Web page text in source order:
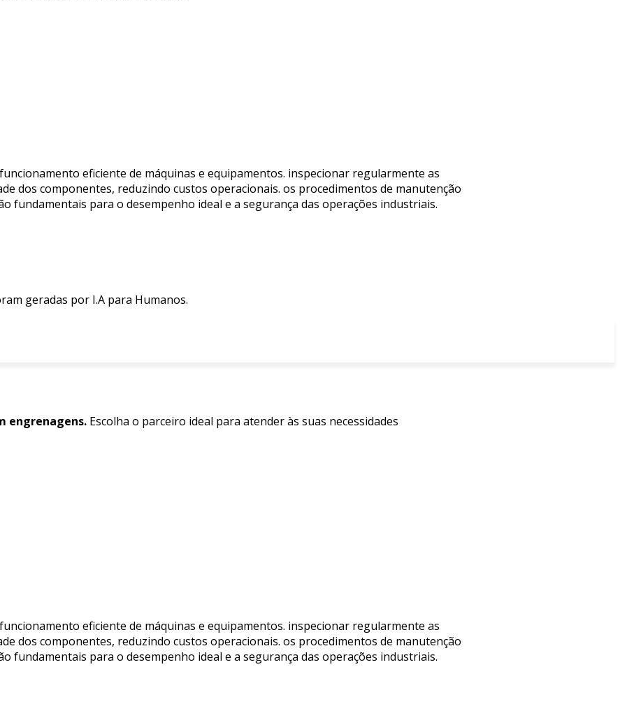
eficiente de máquinas e equipamentos. inspecionar regularmente as
dos componentes, reduzindo custos operacionais. os procedimentos de manutenção
fundamentais para o desempenho ideal e a segurança das operações industriais.
geradas por I.A para Humanos.
engrenagens. Escolha o parceiro ideal para atender às suas necessidades
eficiente de máquinas e equipamentos. inspecionar regularmente as
dos componentes, reduzindo custos operacionais. os procedimentos de manutenção
fundamentais para o desempenho ideal e a segurança das operações industriais.